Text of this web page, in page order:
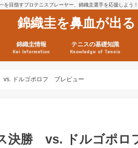
を目指すプロテニスプレーヤー、錦織圭選手を応援しよ
錦織圭を鼻血が出
錦織圭情報
Kei Information
日現在）
点）
テニスの基礎知識
Knowledge of Tennis
vs. ドルゴポロフ プレビュー
決勝 vs. ドルゴポ